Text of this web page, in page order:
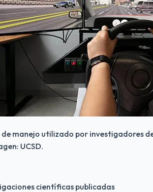
manejo utilizado por investigadores
UCSD.
científicas publicadas